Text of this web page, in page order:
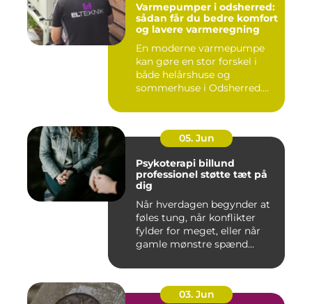
Varmepumper i odsherred:
sådan får du bedre komfort
og lavere varmeregning
En moderne varmepumpe
kan gøre en stor forskel i
både helårshuse og
sommerhuse i Odsherred.
05. Jun
Psykoterapi billund
professionel støtte tæt på
dig
Når hverdagen begynder at
føles tung, når konflikter
fylder for meget, eller når
gamle mønstre spænd...
03. Jun